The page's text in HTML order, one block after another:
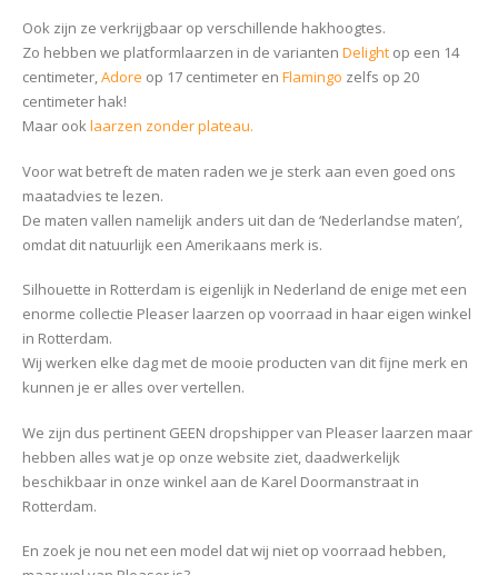
Ook zijn ze verkrijgbaar op verschillende hakhoogtes.
Zo hebben we platformlaarzen in de varianten Delight op een 14
centimeter,Adore op 17 centimeter en Flamingo zelfs op 20
centimeter hak!
Maar ooklaarzen zonder plateau.
Voor wat betreft de maten raden we je sterk aan even goed ons
maatadvies te lezen.
De maten vallen namelijk anders uit dan de ‘Nederlandse maten’,
omdat dit natuurlijk een Amerikaans merk is.
Silhouette in Rotterdam is eigenlijk in Nederland de enige met een
enorme collectie Pleaser laarzen op voorraad in haar eigen winkel
in Rotterdam.
Wij werken elke dag met de mooie producten van dit fijne merk en
kunnen je er alles over vertellen.
We zijn dus pertinent GEEN dropshipper van Pleaser laarzen maar
hebben alles wat je op onze website ziet, daadwerkelijk
beschikbaar in onze winkel aan de Karel Doormanstraat in
Rotterdam.
En zoek je nou net een model dat wij niet op voorraad hebben,